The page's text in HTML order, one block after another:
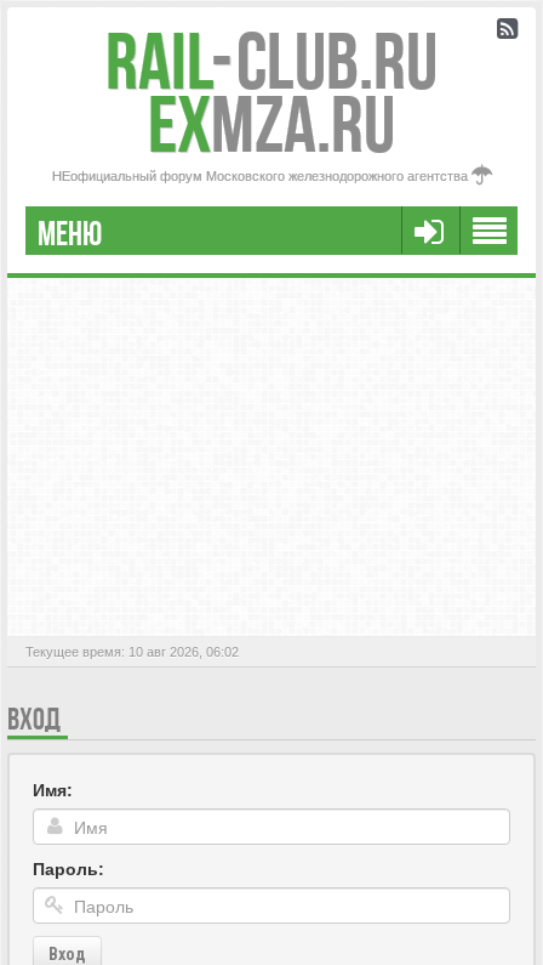
Rail-Club.RU
exMZA.RU
НЕофициальный форум Московского железнодорожного агентства
МЕНЮ
РЕГИСТРАЦИЯ
Текущее время: 10 авг 2026, 06:02
ВХОД
Имя:
Пароль:
Вход